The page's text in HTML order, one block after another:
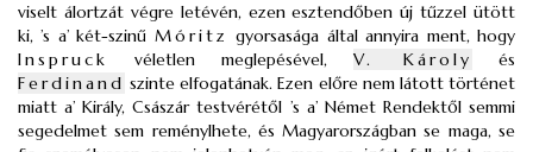
viselt álortzát végre letévén, ezen esztendőben új tűzzel ütött
ki, ’s a’ két-szinű Móritz gyorsasága által annyira ment, hogy
Inspruck
véletlen meglepésével, V. Károly
és
Ferdinand szinte elfogatának. Ezen előre nem látott történet
miatt a’ Király, Császár testvérétől ’s a’ Német Rendektől semmi
segedelmet sem reménylhete, és Magyarországban se maga, se